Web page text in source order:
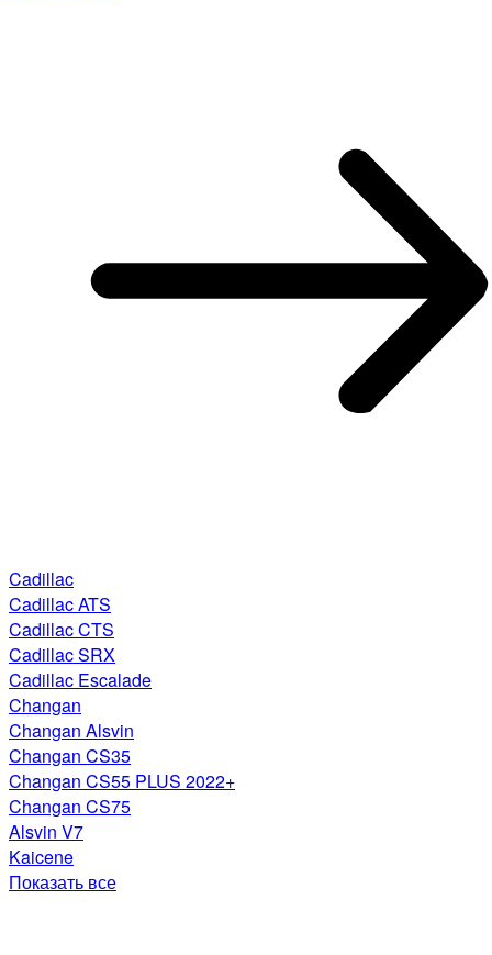
Cadillac
Cadillac ATS
Cadillac CTS
Cadillac SRX
Cadillac Escalade
Changan
Changan Alsvin
Changan CS35
Changan CS55 PLUS 2022+
Changan CS75
Alsvin V7
Kaicene
Показать все